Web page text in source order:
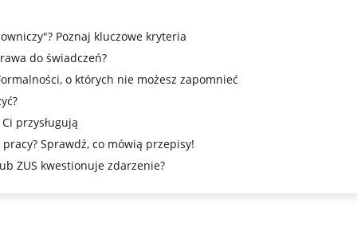
Poznaj kluczowe kryteria
do świadczeń?
o których nie możesz zapomnieć
przysługują
Sprawdź, co mówią przepisy!
ZUS kwestionuje zdarzenie?